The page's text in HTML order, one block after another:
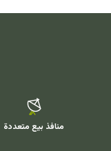
منافذ بيع متعددة